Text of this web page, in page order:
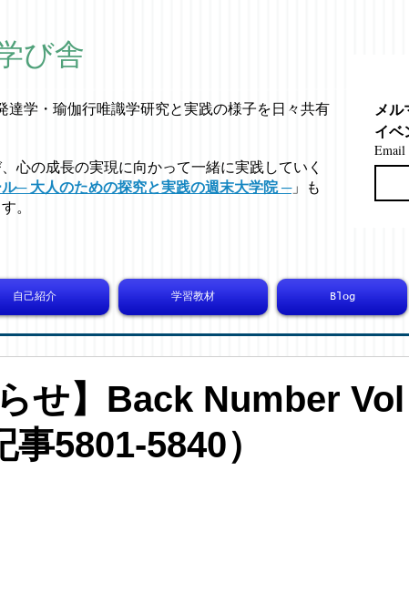
び舎
達学・ 瑜伽行唯識学研究と実践の様子を日々共有
心の成長の実現に向かって一緒に実践していく
─ 大人のための探究と実践の週末大学院 ─」も
。
メル
イベ
Email
自己紹介 学習教材 Blog
らせ】Back Number
事5801-5840）